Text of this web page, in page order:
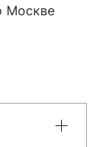
Москве